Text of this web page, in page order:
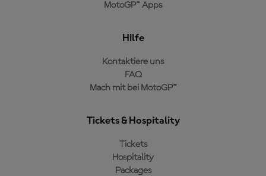
MotoGP™ Apps
Hilfe
Kontaktiere uns
FAQ
Mach mit bei MotoGP™
Tickets & Hospitality
Tickets
Hospitality
Packages